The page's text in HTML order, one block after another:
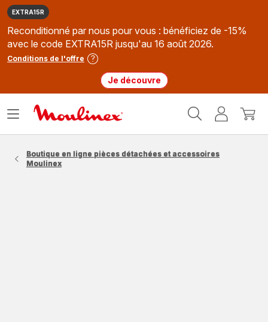
EXTRA15R
Reconditionné par nous pour vous : bénéficiez de -15%
avec le code EXTRA15R jusqu'au 16 août 2026.
Conditions de l'offre
Je découvre
MonMon
Ouvrir
Boutique en ligne pièces détachées et accessoires
Moulinex